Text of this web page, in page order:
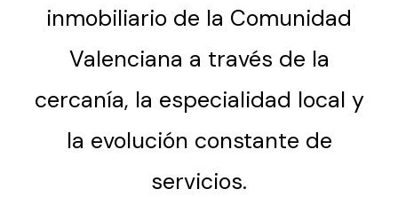
inmobiliario de la Comunidad
Valenciana a través de la
cercanía, la especialidad local y
la evolución constante de
servicios.